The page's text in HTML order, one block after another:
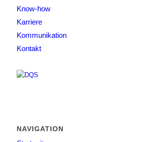
Know-how
Karriere
Kommunikation
Kontakt
NAVIGATION